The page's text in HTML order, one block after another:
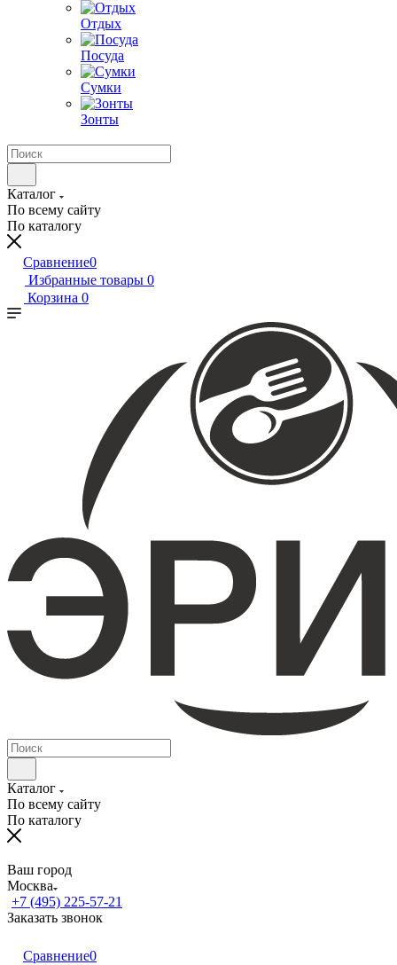
Отдых
Посуда
Сумки
Зонты
Каталог
По всему сайту
По каталогу
Сравнение0
Избранные товары 0
Корзина 0
Каталог
По всему сайту
По каталогу
Ваш город
Москва
+7 (495) 225-57-21
Заказать звонок
Сравнение0